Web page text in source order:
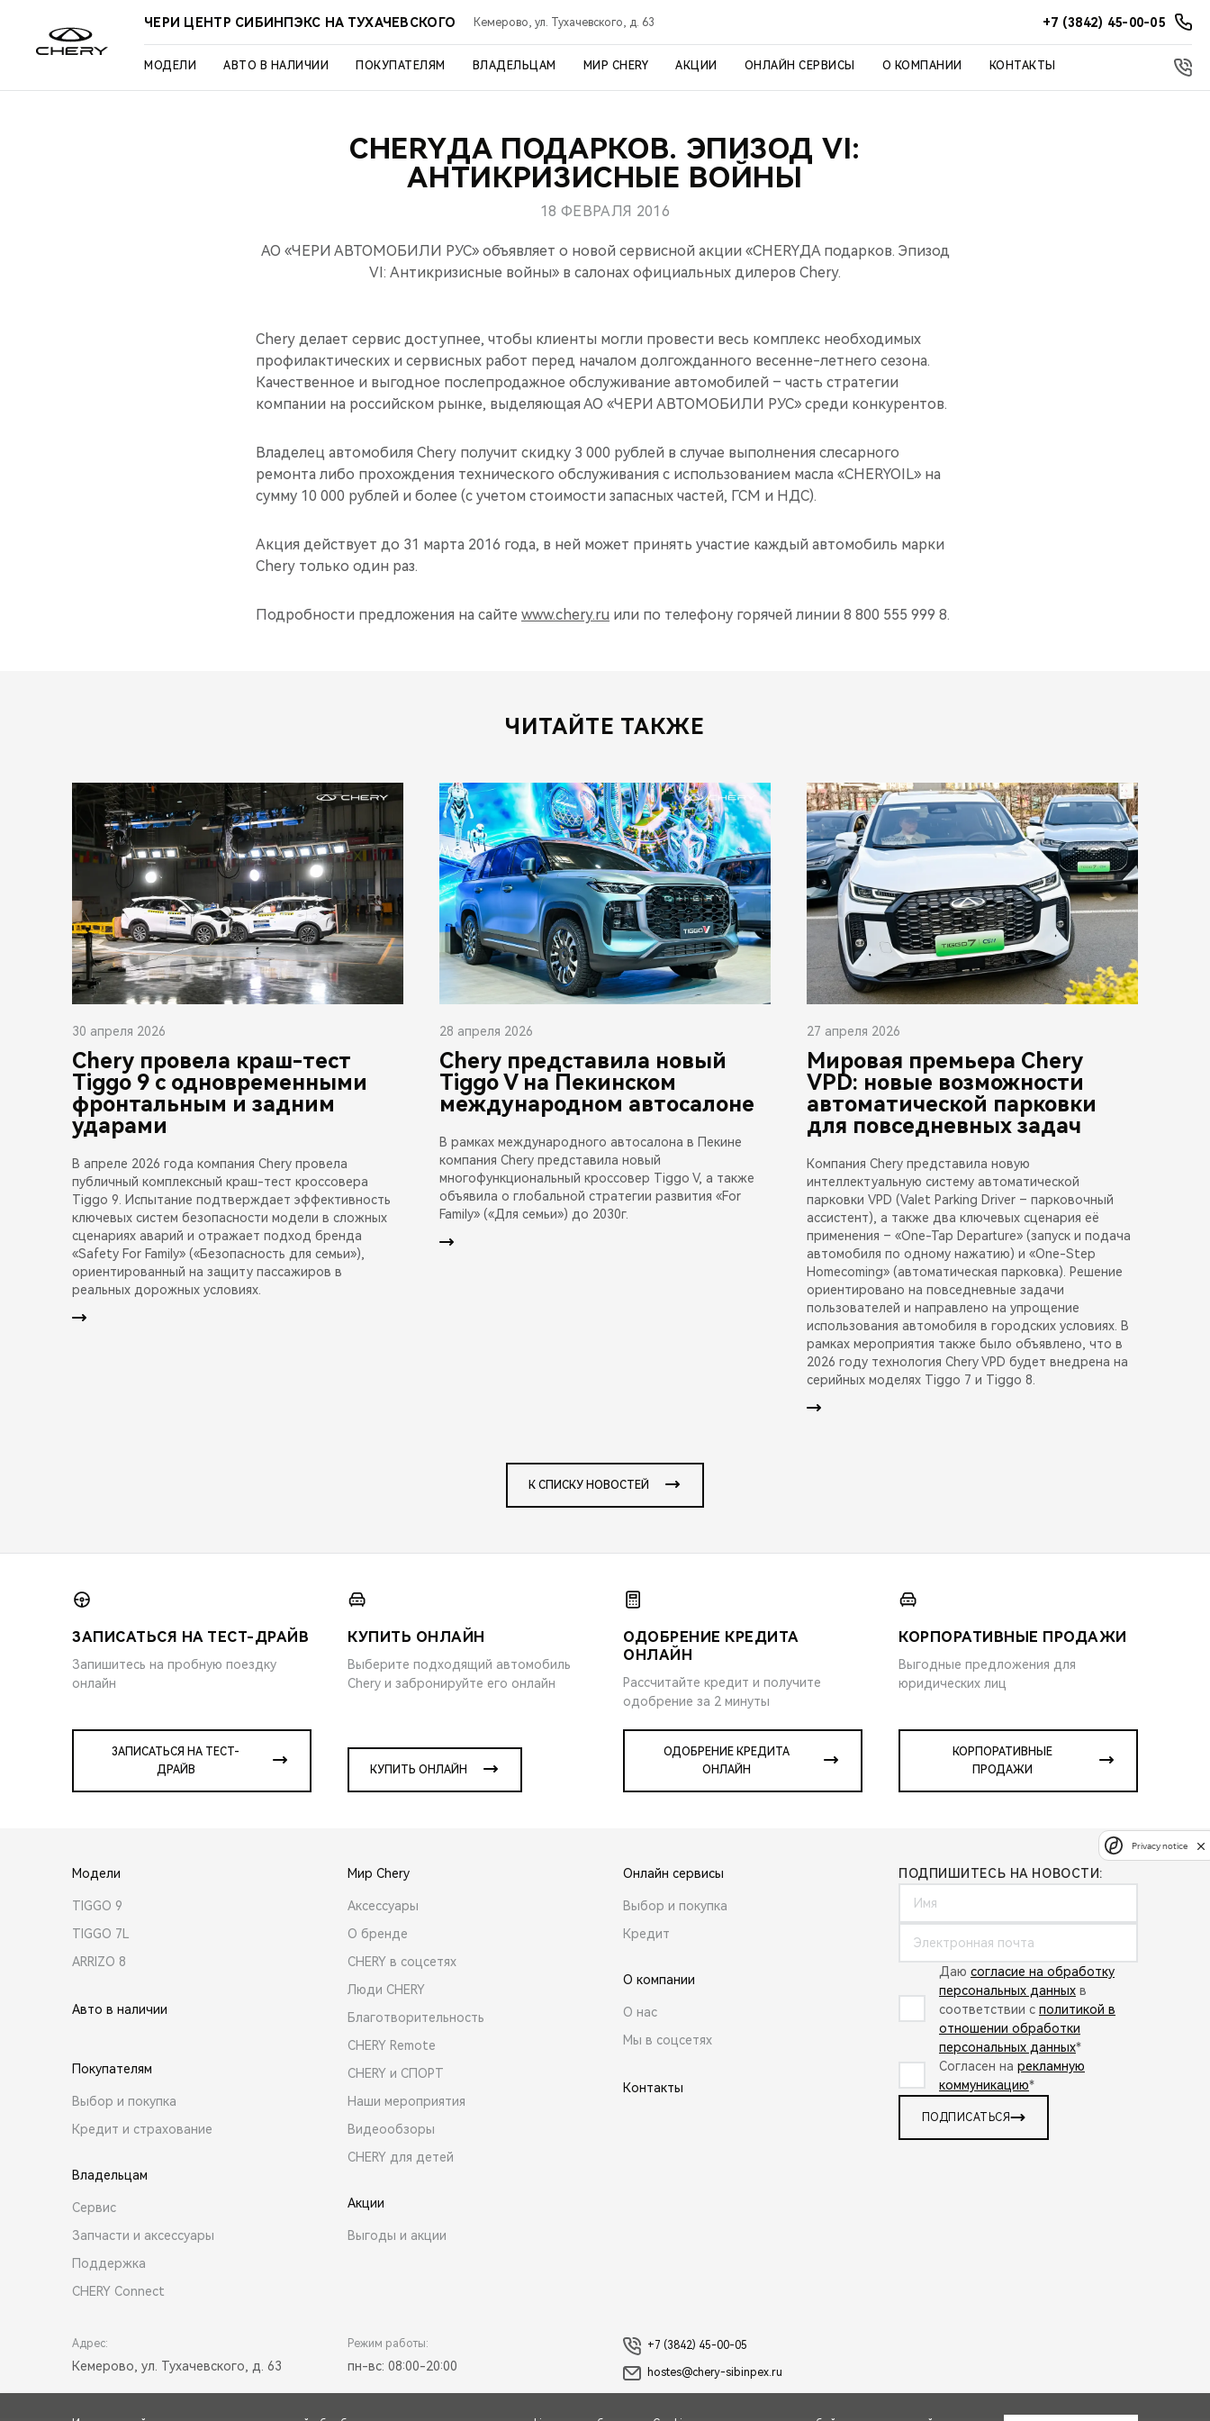
ЧЕРИ ЦЕНТР СИБИНПЭКС НА ТУХАЧЕВСКОГО Кемерово, ул. Тухачевского, д. 63 +7 (3842) 45-00-05
МОДЕЛИ АВТО В НАЛИЧИИ ПОКУПАТЕЛЯМ ВЛАДЕЛЬЦАМ МИР CHERY АКЦИИ ОНЛАЙН СЕРВИСЫ О КОМПАНИИ КОНТАКТЫ
CHERYДА ПОДАРКОВ. ЭПИЗОД VI:
АНТИКРИЗИСНЫЕ ВОЙНЫ
18 ФЕВРАЛЯ 2016
АО «ЧЕРИ АВТОМОБИЛИ РУС» объявляет о новой сервисной акции «CHERYДА подарков. Эпизод
VI: Антикризисные войны» в салонах официальных дилеров Chery.
Chery делает сервис доступнее, чтобы клиенты могли провести весь комплекс необходимых
профилактических и сервисных работ перед началом долгожданного весенне-летнего сезона.
Качественное и выгодное послепродажное обслуживание автомобилей – часть стратегии
компании на российском рынке, выделяющая АО «ЧЕРИ АВТОМОБИЛИ РУС» среди конкурентов.
Владелец автомобиля Chery получит скидку 3 000 рублей в случае выполнения слесарного
ремонта либо прохождения технического обслуживания с использованием масла «CHERYOIL» на
сумму 10 000 рублей и более (с учетом стоимости запасных частей, ГСМ и НДС).
Акция действует до 31 марта 2016 года, в ней может принять участие каждый автомобиль марки
Chery только один раз.
Подробности предложения на сайте www.chery.ru или по телефону горячей линии 8 800 555 999 8.
ЧИТАЙТЕ ТАКЖЕ
30 апреля 2026
Chery провела краш-тест
Tiggo 9 с одновременными
фронтальным и задним
ударами
В апреле 2026 года компания Chery провела
публичный комплексный краш-тест кроссовера
Tiggo 9. Испытание подтверждает эффективность
ключевых систем безопасности модели в сложных
сценариях аварий и отражает подход бренда
«Safety For Family» («Безопасность для семьи»),
ориентированный на защиту пассажиров в
реальных дорожных условиях.
28 апреля 2026
Chery представила новый
Tiggo V на Пекинском
международном автосалоне
В рамках международного автосалона в Пекине
компания Chery представила новый
многофункциональный кроссовер Tiggo V, а также
объявила о глобальной стратегии развития «For
Family» («Для семьи») до 2030г.
27 апреля 2026
Мировая премьера Chery
VPD: новые возможности
автоматической парковки
для повседневных задач
Компания Chery представила новую
интеллектуальную систему автоматической
парковки VPD (Valet Parking Driver – парковочный
ассистент), а также два ключевых сценария её
применения – «One-Tap Departure» (запуск и подача
автомобиля по одному нажатию) и «One-Step
Homecoming» (автоматическая парковка). Решение
ориентировано на повседневные задачи
пользователей и направлено на упрощение
использования автомобиля в городских условиях. В
рамках мероприятия также было объявлено, что в
2026 году технология Chery VPD будет внедрена на
серийных моделях Tiggo 7 и Tiggo 8.
К СПИСКУ НОВОСТЕЙ
ЗАПИСАТЬСЯ НА ТЕСТ-ДРАЙВ
Запишитесь на пробную поездку
онлайн
ЗАПИСАТЬСЯ НА ТЕСТ-
ДРАЙВ
КУПИТЬ ОНЛАЙН
Выберите подходящий автомобиль
Chery и забронируйте его онлайн
КУПИТЬ ОНЛАЙН
ОДОБРЕНИЕ КРЕДИТА
ОНЛАЙН
Рассчитайте кредит и получите
одобрение за 2 минуты
ОДОБРЕНИЕ КРЕДИТА
ОНЛАЙН
КОРПОРАТИВНЫЕ ПРОДАЖИ
Выгодные предложения для
юридических лиц
КОРПОРАТИВНЫЕ
ПРОДАЖИ
Модели
TIGGO 9
TIGGO 7L
ARRIZO 8
Авто в наличии
Покупателям
Выбор и покупка
Кредит и страхование
Владельцам
Сервис
Запчасти и аксессуары
Поддержка
CHERY Connect
Мир Chery
Аксессуары
О бренде
CHERY в соцсетях
Люди CHERY
Благотворительность
CHERY Remote
CHERY и СПОРТ
Наши мероприятия
Видеообзоры
CHERY для детей
Акции
Выгоды и акции
Онлайн сервисы
Выбор и покупка
Кредит
О компании
О нас
Мы в соцсетях
Контакты
ПОДПИШИТЕСЬ НА НОВОСТИ:
Даю согласие на обработку
персональных данных в
соответствии с политикой в
отношении обработки
персональных данных*
Согласен на рекламную
коммуникацию*
ПОДПИСАТЬСЯ
Адрес:
Кемерово, ул. Тухачевского, д. 63
Режим работы:
пн-вс: 08:00-20:00
+7 (3842) 45-00-05
hostes@chery-sibinpex.ru
Privacy notice